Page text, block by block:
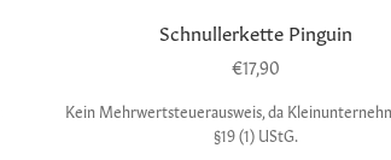
Schnullerkette Pinguin
€17,90
Kein Mehrwertsteuerausweis, da
§19 (1) UStG.